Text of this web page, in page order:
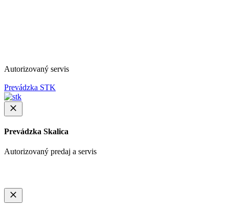
Autorizovaný servis
Prevádzka STK
Prevádzka Skalica
Autorizovaný predaj a servis